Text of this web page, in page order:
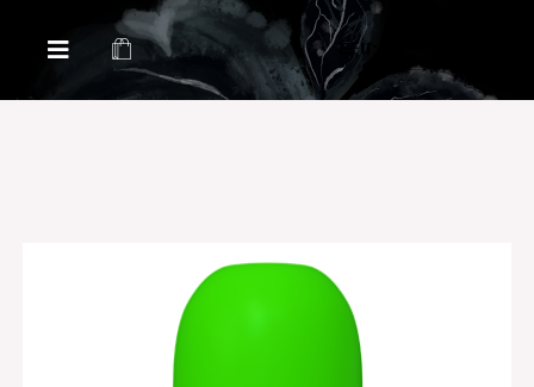
Health & Beauty Products EIN
Health & Beauty Products EIN